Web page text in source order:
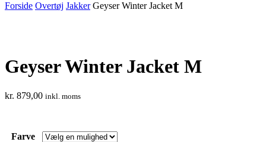
Forside Overtøj Jakker Geyser Winter Jacket M
Geyser Winter Jacket M
kr. 879,00 inkl. moms
Farve